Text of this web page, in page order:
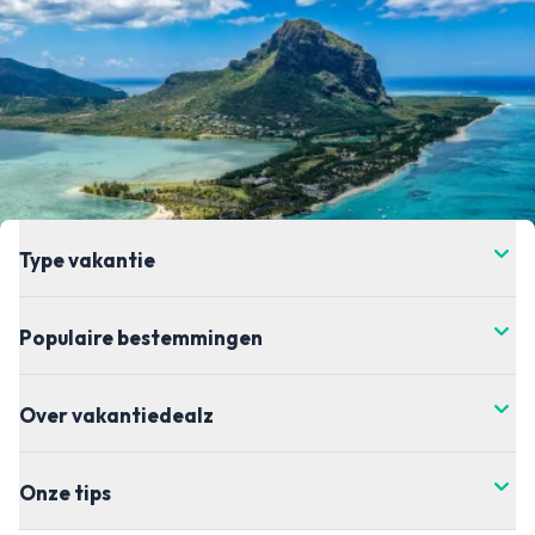
Type vakantie
Populaire bestemmingen
Over vakantiedealz
Onze tips